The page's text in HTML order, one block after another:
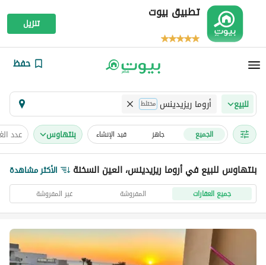
تطبيق بيوت
تنزيل
حفظ
للبيع أروما ريزيدينس مختلط
الجميع جاهز قيد الإنشاء بنتهاوس عدد
بنتهاوس للبيع في أروما ريزيدينس، العين السخنة الأكثر مشاهدة
جميع العقارات المفروشة غير المفروشة